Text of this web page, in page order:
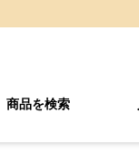
商品を検索